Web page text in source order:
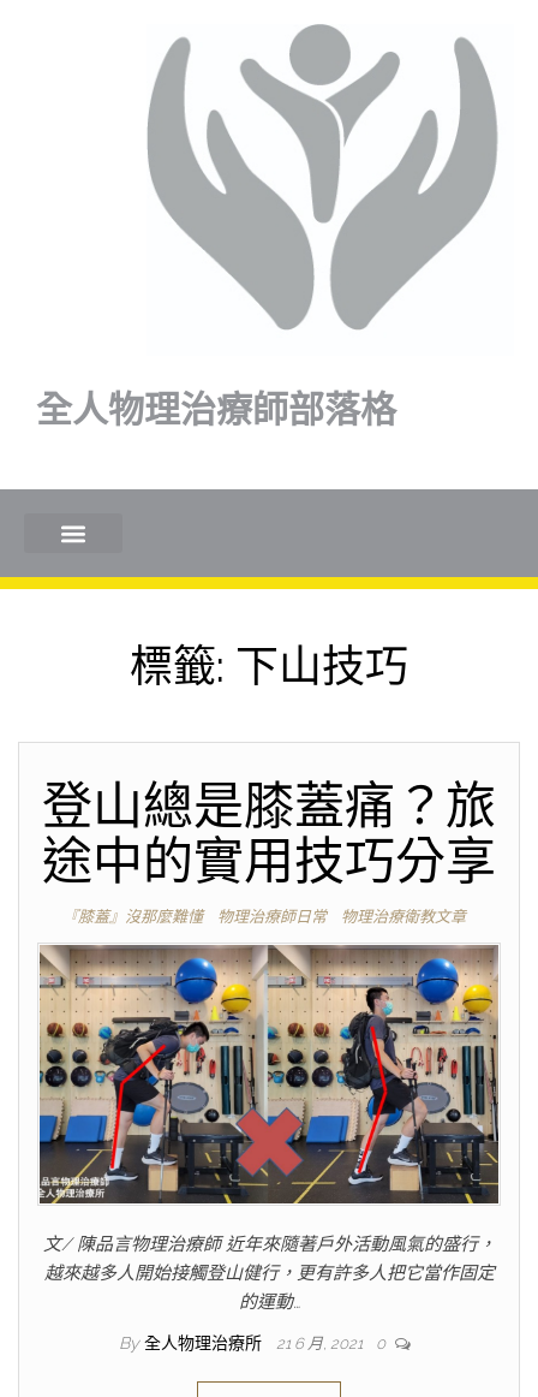
全人物理治療師部落格
標籤: 下山技巧
登山總是膝蓋痛？旅
途中的實用技巧分享
『膝蓋』沒那麼難懂 物理治療師日常 物理治療衛教文章
文/ 陳品言物理治療師 近年來隨著戶外活動風氣的盛行，
越來越多人開始接觸登山健行，更有許多人把它當作固定
的運動…
By 全人物理治療所 21 6 月, 2021 0